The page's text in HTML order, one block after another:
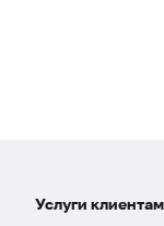
Услуги клиентам